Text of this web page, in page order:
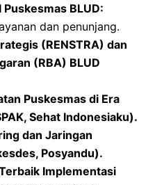
BLUD:
dan penunjang.
(RENSTRA) dan
(RBA) BLUD
Puskesmas di Era
Sehat Indonesiaku).
dan Jaringan
Posyandu).
Implementasi